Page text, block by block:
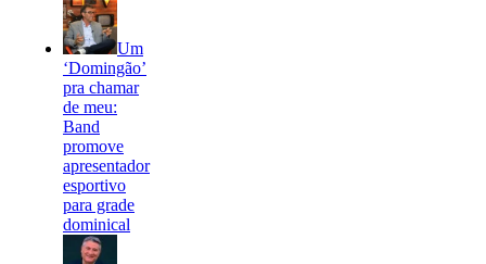
Um
‘Domingão’
pra chamar
de meu:
Band
promove
apresentador
esportivo
para grade
dominical